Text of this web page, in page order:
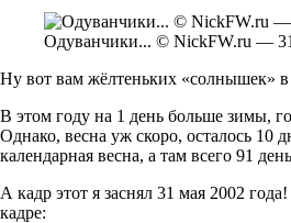
Одуванчики... © NickFW.ru —
Ну вот вам жёлтеньких «солнышек» в
В этом году на 1 день больше зимы,
Однако, весна уж скоро, осталось 10
календарная весна, а там всего 91
А кадр этот я заснял 31 мая 2002
кадре: